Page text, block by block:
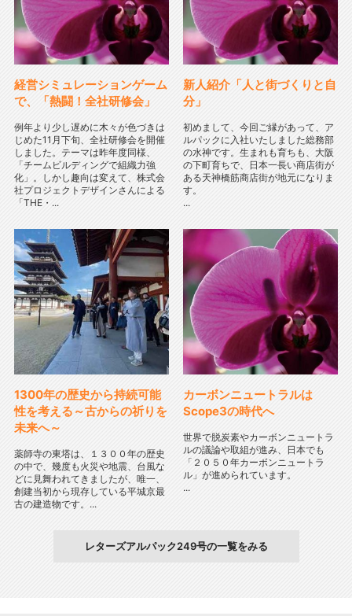
経営シミュレーションゲーム
で、「熱闘！全社研修会」
例年より少し遅めに木々が色づきは
じめた11月下旬、全社研修会を開催
しました。テーマは昨年度同様、
「チームビルディングで組織力強
化」。しかし趣向は変えて、株式会
社プロジェクトデザインさんによる
「THE・...
新人紹介「人と街づくりと自
分」
初めまして、今回ご縁があって、ア
ルパックに入社いたしました総務部
の水神です。生まれも育ちも、大阪
の下町育ちで、日本一長い商店街が
ある天神橋筋商店街が地元になりま
す。
...
1300年の歴史から持続可能
性を考える～古からの祈りを
未来へ～
薬師寺の東塔は、１３００年の歴史
の中で、幾度も火災や地震、台風な
どに見舞われてきましたが、唯一、
創建当初から現存している平城京最
古の建造物です。...
カーボンニュートラルは
Scope3の時代へ
世界で脱炭素やカーボンニュートラ
ルの議論や取組が進み、日本でも
「２０５０年カーボンニュートラ
ル」が進められています。
...
レターズアルパック249号の一覧をみる